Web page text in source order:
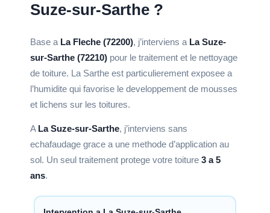
Suze-sur-Sarthe ?
Base a La Fleche (72200), j’interviens a La Suze-
sur-Sarthe (72210) pour le traitement et le nettoyage
de toiture. La Sarthe est particulierement exposee a
l’humidite qui favorise le developpement de mousses
et lichens sur les toitures.
A La Suze-sur-Sarthe, j’interviens sans
echafaudage grace a une methode d’application au
sol. Un seul traitement protege votre toiture 3 a 5
ans.